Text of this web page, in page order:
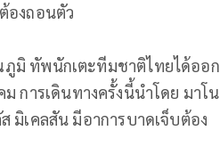
องถอนตัว
ภูมิ ทัพนักเตะทีมชาติไทยได้ออก
การเดินทางครั้งนี้นำโดย มาโน
มิเคลสัน มีอาการบาดเจ็บต้อง